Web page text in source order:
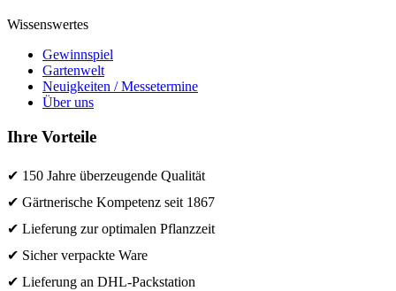
Wissenswertes
Gewinnspiel
Gartenwelt
Neuigkeiten / Messetermine
Über uns
Ihre Vorteile
✔ 150 Jahre überzeugende Qualität
✔ Gärtnerische Kompetenz seit 1867
✔ Lieferung zur optimalen Pflanzzeit
✔ Sicher verpackte Ware
✔ Lieferung an DHL-Packstation